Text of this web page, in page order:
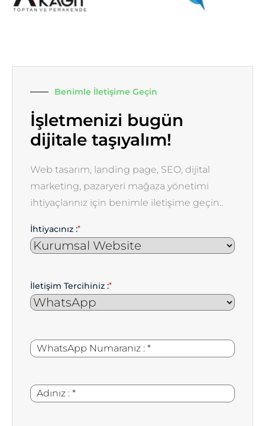
Benimle İletişime Geçin
İşletmenizi bugün
dijitale taşıyalım!
Web tasarım, landing page, SEO, dijital
marketing, pazaryeri mağaza yönetimi
ihtiyaçlarınız için benimle iletişime geçin..
İhtiyacınız :*
İletişim Tercihiniz :*
WhatsApp
Numaranız
*
Adınız
:
*